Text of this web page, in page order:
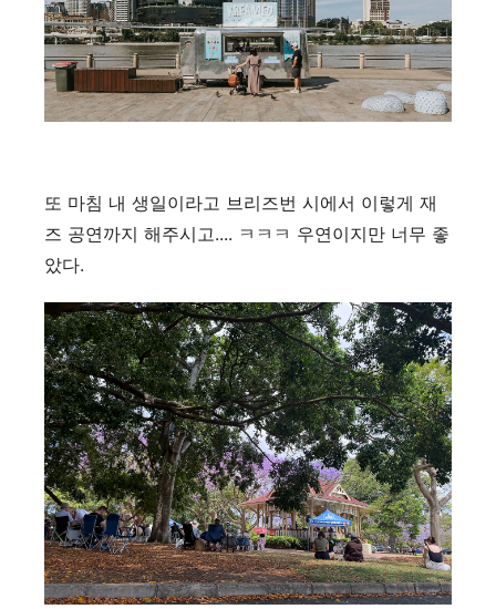
또 마침 내 생일이라고 브리즈번 시에서 이렇게 재
즈 공연까지 해주시고.... ㅋㅋㅋ 우연이지만 너무 좋
았다.